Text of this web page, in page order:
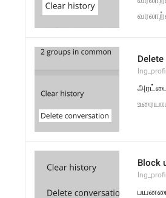
Block